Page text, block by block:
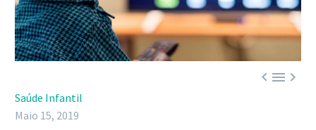

Saúde Infantil
Maio 15, 2019